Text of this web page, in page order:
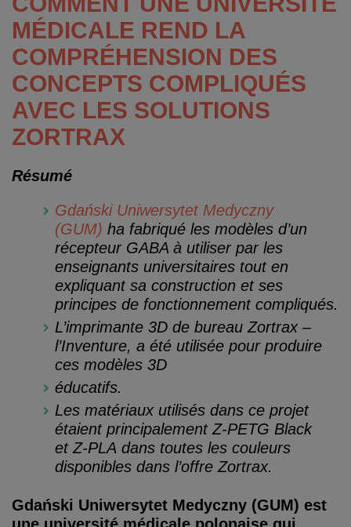
MÉDICALE REND LA
COMPRÉHENSION DES
CONCEPTS COMPLIQUÉS
AVEC LES SOLUTIONS
ZORTRAX
Résumé
Gdański Uniwersytet Medyczny
(GUM) ha fabriqué les modèles d’un
récepteur GABA à utiliser par les
enseignants universitaires tout en
expliquant sa construction et ses
principes de fonctionnement compliqués.
L’imprimante 3D de bureau Zortrax –
l’Inventure, a été utilisée pour produire
ces modèles 3D
éducatifs.
Les matériaux utilisés dans ce projet
étaient principalement Z-PETG Black
et Z-PLA dans toutes les couleurs
disponibles dans l’offre Zortrax.
Gdański Uniwersytet Medyczny (GUM) est